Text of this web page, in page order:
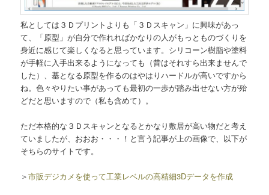
私としては３Ｄプリントよりも「３Ｄスキャン」に興味があっ
て、「原型」が自分で作れればかなりの人がもっとものづくりを
身近に感じて楽しくなると思っています。シリコーン樹脂や塗料
が手軽に入手出来るようになっても（昔はそれすら出来ませんで
した）、基となる原型を作るのはやはりハードルが高いですから
ね。色々やりたい事があっても最初の一歩が踏み出せない方が殆
どだと思いますので（私も含めて）。
ただ本格的な３Ｄスキャンとなるとかなり敷居が高い物だと考え
ていましたが、おおお・・・！と言う記事が上の画像で、以下が
そちらのサイトです。
＞市販デジカメを使って工業レベルの高精細3Dデータを作成